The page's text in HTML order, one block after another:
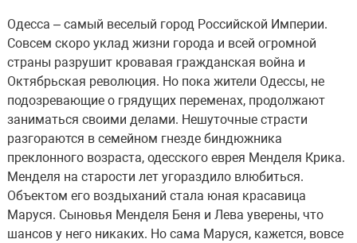
Одесса – самый веселый город Российской Империи.
Совсем скоро уклад жизни города и всей огромной
страны разрушит кровавая гражданская война и
Октябрьская революция. Но пока жители Одессы, не
подозревающие о грядущих переменах, продолжают
заниматься своими делами. Нешуточные страсти
разгораются в семейном гнезде биндюжника
преклонного возраста, одесского еврея Менделя Крика.
Менделя на старости лет угораздило влюбиться.
Объектом его воздыханий стала юная красавица
Маруся. Сыновья Менделя Беня и Лева уверены, что
шансов у него никаких. Но сама Маруся, кажется, вовсе